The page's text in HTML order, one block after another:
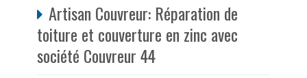
Artisan Couvreur: Réparation de
toiture et couverture en zinc avec
société Couvreur 44